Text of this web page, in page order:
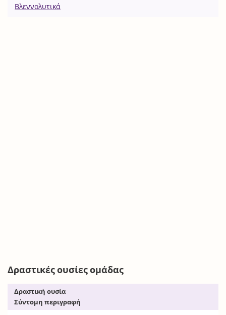
Βλεννολυτικά
Δραστικές ουσίες ομάδας
Δραστική ουσία
Σύντομη περιγραφή